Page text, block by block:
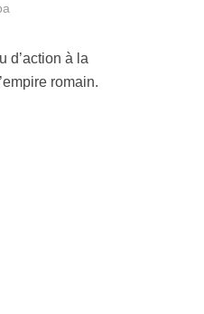
d’action à la
romain.